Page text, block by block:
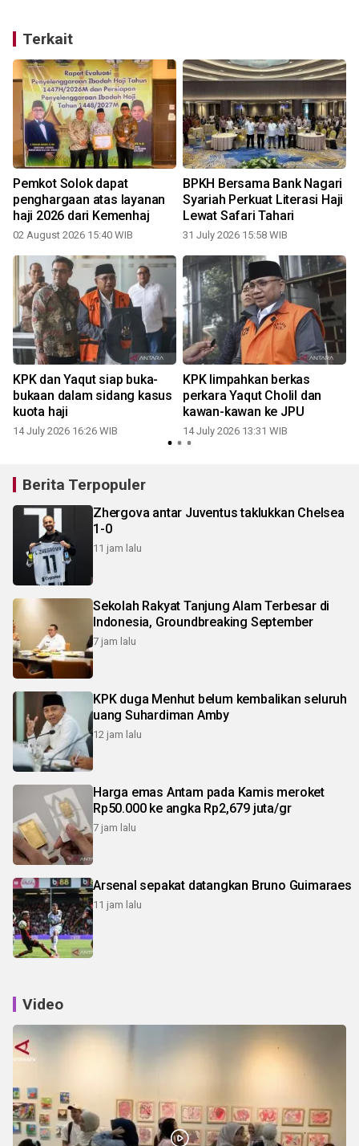
Terkait
Pemkot Solok dapat
penghargaan atas layanan
haji 2026 dari Kemenhaj
02 August 2026 15:40 WIB
BPKH Bersama Bank Nagari
Syariah Perkuat Literasi Haji
Lewat Safari Tahari
31 July 2026 15:58 WIB
KPK dan Yaqut siap buka-
bukaan dalam sidang kasus
kuota haji
14 July 2026 16:26 WIB
KPK limpahkan berkas
perkara Yaqut Cholil dan
kawan-kawan ke JPU
14 July 2026 13:31 WIB
Berita Terpopuler
Zhergova antar Juventus taklukkan Chelsea
1-0
11 jam lalu
Sekolah Rakyat Tanjung Alam Terbesar di
Indonesia, Groundbreaking September
7 jam lalu
KPK duga Menhut belum kembalikan seluruh
uang Suhardiman Amby
12 jam lalu
Harga emas Antam pada Kamis meroket
Rp50.000 ke angka Rp2,679 juta/gr
7 jam lalu
Arsenal sepakat datangkan Bruno Guimaraes
11 jam lalu
Video